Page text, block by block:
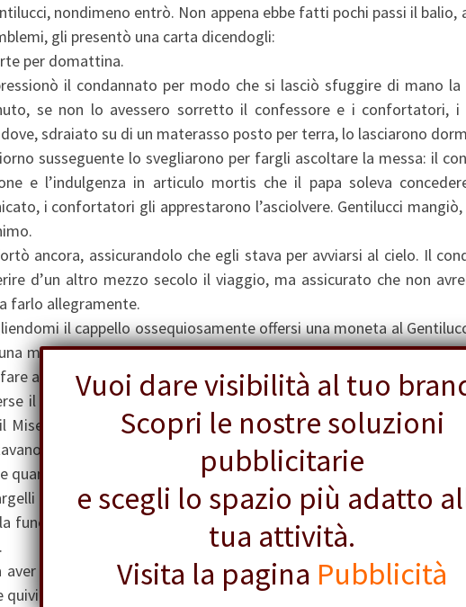
nondimeno entrò. Non appena ebbe fatti pochi passi il balio,
gli presentò una carta dicendogli:
per domattina.
il condannato per modo che si lasciò sfuggire di mano la
se non lo avessero sorretto il confessore e i confortatori, i
sdraiato su di un materasso posto per terra, lo lasciarono
susseguente lo svegliarono per fargli ascoltare la messa: il
e l’indulgenza in articulo mortis che il papa soleva
i confortatori gli apprestarono l’asciolvere. Gentilucci mangiò,
ancora, assicurandolo che egli stava per avviarsi al cielo. Il
d’un altro mezzo secolo il viaggio, ma assicurato che non
farlo allegramente.
il cappello ossequiosamente offersi una moneta al
messa per la sua anima. Quindi, ricopertomi il capo, gli legai le
alcun movimento tenendone i capi nelle mie mani per di dietro.
il corteo. I confrati indossavano il loro saio ed avevano il viso
Venivano poi i Penitenti Azzurri, ultimi i Penitenti Bianchi
pur essi nel medesimo tono il salmo stesso, seguendo gli uni
quando gli uni cantavano gli altri tacevano.
delle città vicine e gli sbirri in grande uniforme, e a questi
fune da me stesso, – umile ma pur raggiante in tanta gloria –
luogo l’esecuzione, Nicola Gentilucci fu fatto avvicinare ad un
recitò un’ultima preghiera.
Vuoi dare visibilità al tuo
Scopri le nostre soluzioni
pubblicitarie
e scegli lo spazio più adatto
tua attività.
Visita la pagina Pubblicità